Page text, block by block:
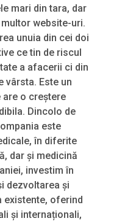
mari din tara, dar
website-uri.
unuia din cei doi
ce tin de riscul
a afacerii ci din
vârsta. Este un
o creștere
Dincolo de
este
în diferite
dar și medicină
investim în
dezvoltarea și
existente, oferind
și internaționali,